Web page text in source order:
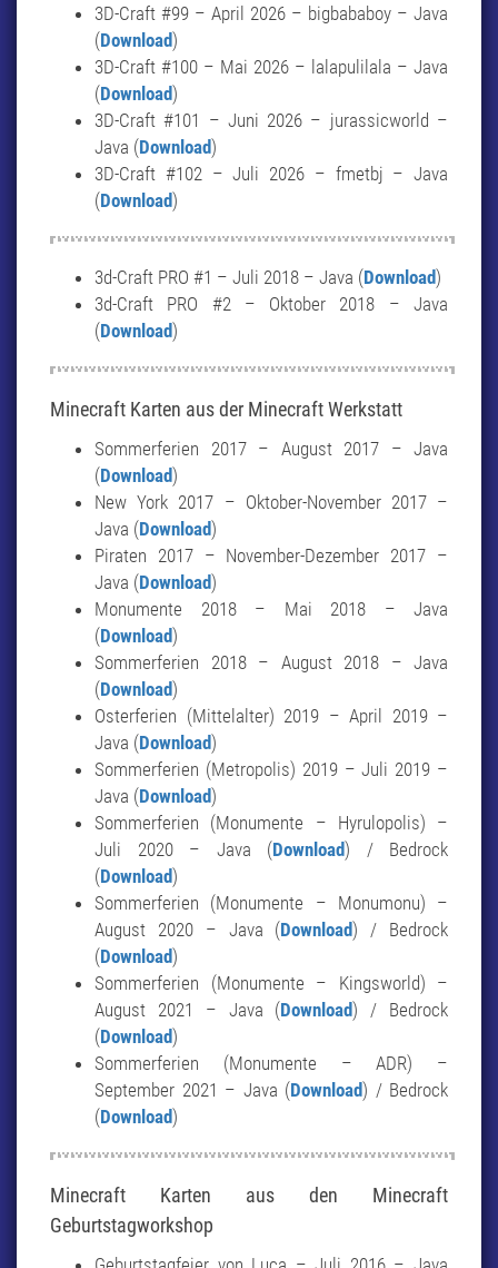
3D-Craft #99 – April 2026 – bigbababoy – Java
(Download)
3D-Craft #100 – Mai 2026 – lalapulilala – Java
(Download)
3D-Craft #101 – Juni 2026 – jurassicworld –
Java (Download)
3D-Craft #102 – Juli 2026 – fmetbj – Java
(Download)
3d-Craft PRO #1 – Juli 2018 – Java (Download)
3d-Craft PRO #2 – Oktober 2018 – Java
(Download)
Minecraft Karten aus der Minecraft Werkstatt
Sommerferien 2017 – August 2017 – Java
(Download)
New York 2017 – Oktober-November 2017 –
Java (Download)
Piraten 2017 – November-Dezember 2017 –
Java (Download)
Monumente 2018 – Mai 2018 – Java
(Download)
Sommerferien 2018 – August 2018 – Java
(Download)
Osterferien (Mittelalter) 2019 – April 2019 –
Java (Download)
Sommerferien (Metropolis) 2019 – Juli 2019 –
Java (Download)
Sommerferien (Monumente – Hyrulopolis) –
Juli 2020 – Java (Download) / Bedrock
(Download)
Sommerferien (Monumente – Monumonu) –
August 2020 – Java (Download) / Bedrock
(Download)
Sommerferien (Monumente – Kingsworld) –
August 2021 – Java (Download) / Bedrock
(Download)
Sommerferien (Monumente – ADR) –
September 2021 – Java (Download) / Bedrock
(Download)
Minecraft Karten aus den Minecraft
Geburtstagworkshop